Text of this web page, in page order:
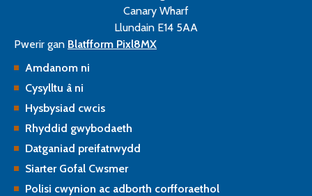
Canary Wharf
Llundain E14 5AA
Pwerir gan Blatfform Pixl8MX
Amdanom ni
Cysylltu â ni
Hysbysiad cwcis
Rhyddid gwybodaeth
Datganiad preifatrwydd
Siarter Gofal Cwsmer
Polisi cwynion ac adborth corfforaethol